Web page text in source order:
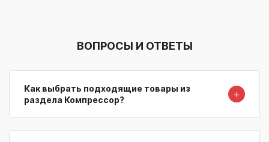
ВОПРОСЫ И ОТВЕТЫ
Как выбрать подходящие товары из
раздела Компрессор?
＋